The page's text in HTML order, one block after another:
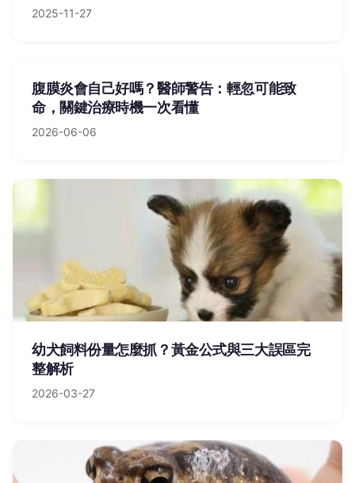
2025-11-27
腹膜炎會自己好嗎？醫師警告：輕忽可能致
命，關鍵治療時機一次看懂
2026-06-06
幼犬飼料份量怎麼抓？黃金公式與三大誤區完
整解析
2026-03-27